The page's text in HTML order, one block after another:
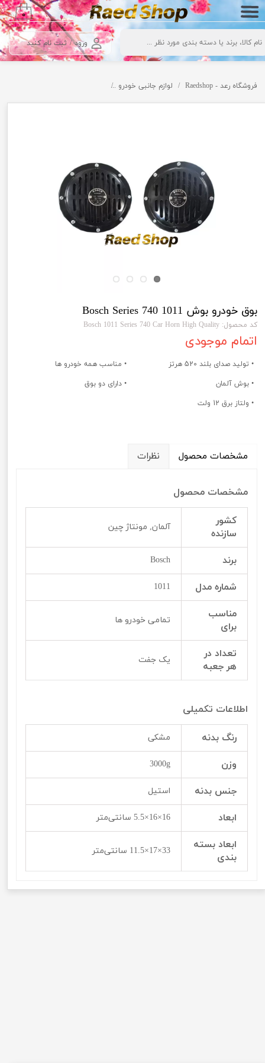
ورود / ثبت نام کنید
حساب کاربری من
تغییر گذر واژه
سفارشات
خروج از حساب کاربری
۰
فروشگاه رعد - Raedshop لوازم جانبی خودرو
بوق خودرو بوش 1011 Bosch Series 740
کد محصول: Bosch 1011 Series 740 Car Horn High Quality
اتمام موجودی
• تولید صدای بلند 520 هرتز
• مناسب همه خودرو ها
• بوش آلمان
• دارای دو بوق
• ولتاز برق 12 ولت
مشخصات محصول نظرات
مشخصات محصول
کشور
سازنده
آلمان, مونتاژ چین
برند Bosch
شماره مدل 1011
مناسب
برای
تمامی خودرو ها
تعداد در
هر جعبه
یک جفت
اطلاعات تکمیلی
رنگ بدنه مشکی
وزن 3000g
جنس بدنه استیل
ابعاد 16×16×5.5 سانتی‌متر
ابعاد بسته
بندی
33×17×11.5 سانتی‌متر